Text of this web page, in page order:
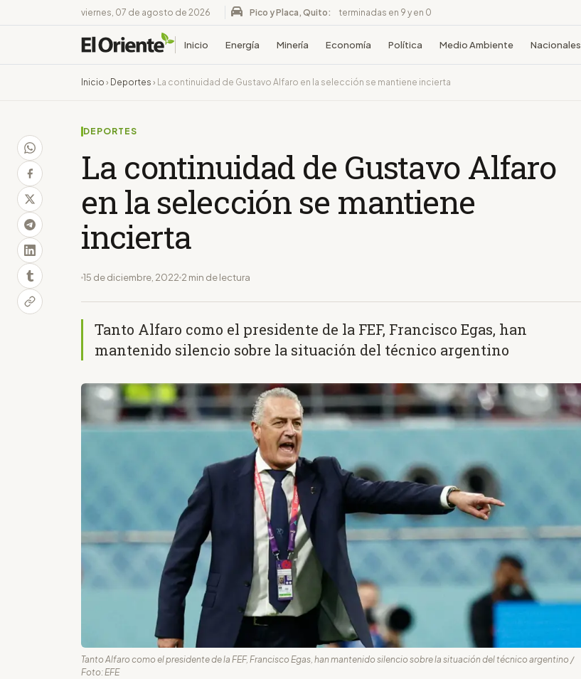
viernes, 07 de agosto de 2026 Pico y Placa, Quito: terminadas en 9 y en 0
Inicio Energía Minería Economía Política Medio Ambiente Nacionales
Inicio › Deportes › La continuidad de Gustavo Alfaro en la selección se mantiene incierta
DEPORTES
La continuidad de Gustavo Alfaro
en la selección se mantiene
incierta
15 de diciembre, 2022 2 min de lectura
Tanto Alfaro como el presidente de la FEF, Francisco Egas, han
mantenido silencio sobre la situación del técnico argentino
Tanto Alfaro como el presidente de la FEF, Francisco Egas, han mantenido silencio sobre la situación del técnico argentino /
Foto: EFE